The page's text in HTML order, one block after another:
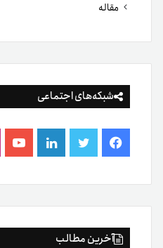
مقاله
شبکه‌های اجتماعی
فیس
بوک
توییتر لینکدین
آخرین مطالب